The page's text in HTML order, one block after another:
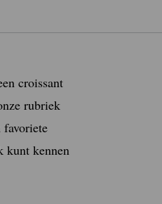
croissant
rubriek
favoriete
kunt kennen